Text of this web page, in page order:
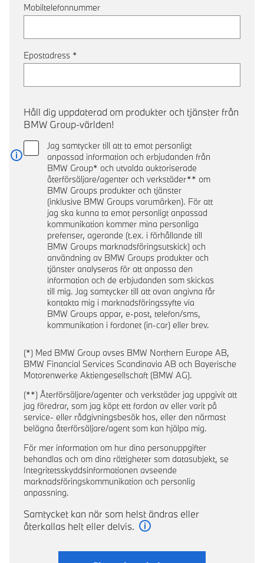
Mobiltelefonnummer
Epostadress *
Håll dig uppdaterad om produkter och tjänster från
BMW Group-världen!
Jag samtycker till att ta emot personligt
anpassad information och erbjudanden från
BMW Group* och utvalda auktoriserade
återförsäljare/agenter och verkstäder** om
BMW Groups produkter och tjänster
(inklusive BMW Groups varumärken). För att
jag ska kunna ta emot personligt anpassad
kommunikation kommer mina personliga
prefenser, agerande (t.ex. i förhållande till
BMW Groups marknadsföringsutskick) och
användning av BMW Groups produkter och
tjänster analyseras för att anpassa den
information och de erbjudanden som skickas
till mig. Jag samtycker till att ovan angivna får
kontakta mig i marknadsföringssyfte via
BMW Groups appar, e-post, telefon/sms,
kommunikation i fordonet (in-car) eller brev.
Läs mer
(*) Med BMW Group avses BMW Northern Europe AB,
BMW Financial Services Scandinavia AB och Bayerische
Motorenwerke Aktiengesellschaft (BMW AG).
(**) Återförsäljare/agenter och verkstäder jag uppgivit att
jag föredrar, som jag köpt ett fordon av eller varit på
service- eller rådgivningsbesök hos, eller den närmast
belägna återförsäljare/agent som kan hjälpa mig.
För mer information om hur dina personuppgifter
behandlas och om dina rättigheter som datasubjekt, se
Integritetsskyddsinformationen avseende
marknadsföringskommunikation och personlig
anpassning.
Samtycket kan när som helst ändras eller
återkallas helt eller delvis.